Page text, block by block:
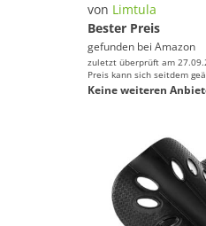
von Limtula
Bester Preis
gefunden bei Amazon
zuletzt überprüft am
Preis kann sich seitdem
Keine weiteren